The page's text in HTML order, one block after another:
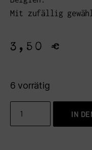
Mit zufällig
3,50 €
6 vorrätig
IN